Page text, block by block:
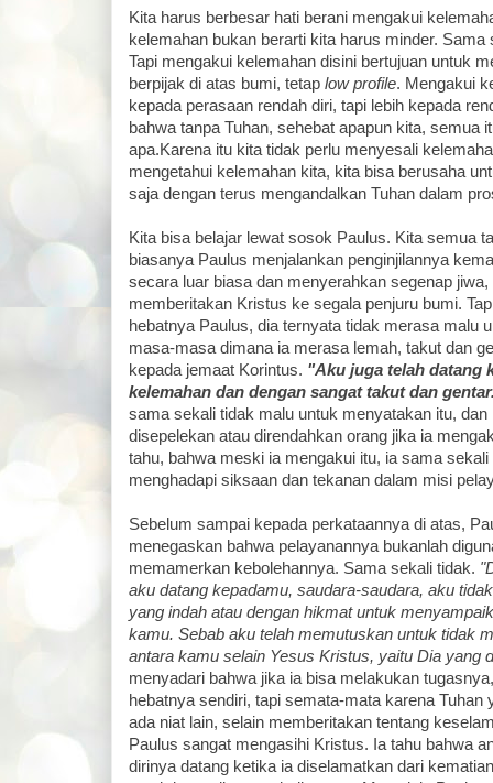
Kita harus berbesar hati berani mengakui
kelemahan bukan berarti kita harus minder.
Tapi mengakui kelemahan disini bertujuan untuk
berpijak di atas bumi, tetap low profile. Mengakui
kepada perasaan rendah diri, tapi lebih kepada
bahwa tanpa Tuhan, sehebat apapun kita, semua
apa.Karena itu kita tidak perlu menyesali
mengetahui kelemahan kita, kita bisa berusaha
saja dengan terus mengandalkan Tuhan dalam
Kita bisa belajar lewat sosok Paulus. Kita semua
biasanya Paulus menjalankan penginjilannya
secara luar biasa dan menyerahkan segenap
memberitakan Kristus ke segala penjuru bumi.
hebatnya Paulus, dia ternyata tidak merasa malu
masa-masa dimana ia merasa lemah, takut dan
kepada jemaat Korintus. "Aku juga telah datang
kelemahan dan dengan sangat takut dan
sama sekali tidak malu untuk menyatakan itu,
disepelekan atau direndahkan orang jika ia
tahu, bahwa meski ia mengakui itu, ia sama
menghadapi siksaan dan tekanan dalam misi
Sebelum sampai kepada perkataannya di atas,
menegaskan bahwa pelayanannya bukanlah
memamerkan kebolehannya. Sama sekali tidak.
aku datang kepadamu, saudara-saudara, aku
yang indah atau dengan hikmat untuk
kamu. Sebab aku telah memutuskan untuk tidak
antara kamu selain Yesus Kristus, yaitu Dia yang
menyadari bahwa jika ia bisa melakukan
hebatnya sendiri, tapi semata-mata karena Tuhan
ada niat lain, selain memberitakan tentang
Paulus sangat mengasihi Kristus. Ia tahu bahwa
dirinya datang ketika ia diselamatkan dari